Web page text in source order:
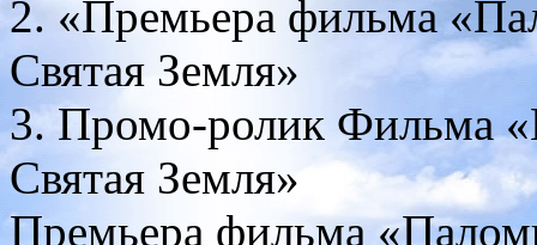
2. «Премьера фильма
Святая Земля»
3. Промо-ролик Фильма
Святая Земля»
Премьера фильма